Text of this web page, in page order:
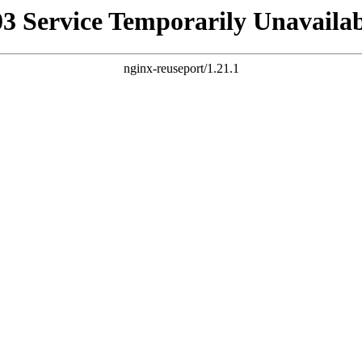
Service Temporarily
nginx-reuseport/1.21.1